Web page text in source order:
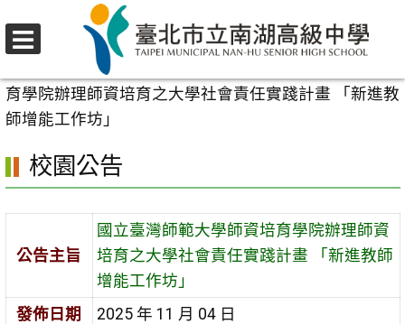
至
要
內
校園公告
育學院辦理師資培育之大學社會責任實踐計畫 「新進教
師增能工作坊」
校園公告
公告主旨
國立臺灣師範大學師資培育學院辦理師資
培育之大學社會責任實踐計畫 「新進教師
增能工作坊」
發佈日期
2025 年 11 月 04 日
選
單